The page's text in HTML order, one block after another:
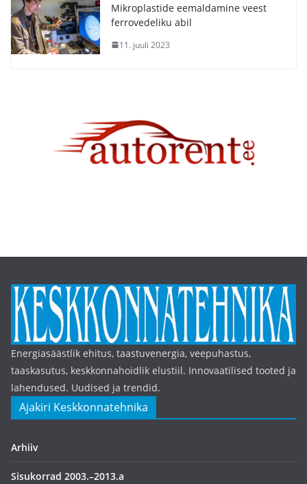
Mikroplastide eemaldamine veest
ferrovedeliku abil
11. juuli 2023
Energiasäästlik ehitus, taastuvenergia, veepuhastus,
taaskasutus, keskkonnahoidlik elustiil. Innovaatilised tooted ja
lahendused. Uudised ja trendid.
Ajakiri Keskkonnatehnika
Arhiiv
Sisukorrad 2003.–2013.a